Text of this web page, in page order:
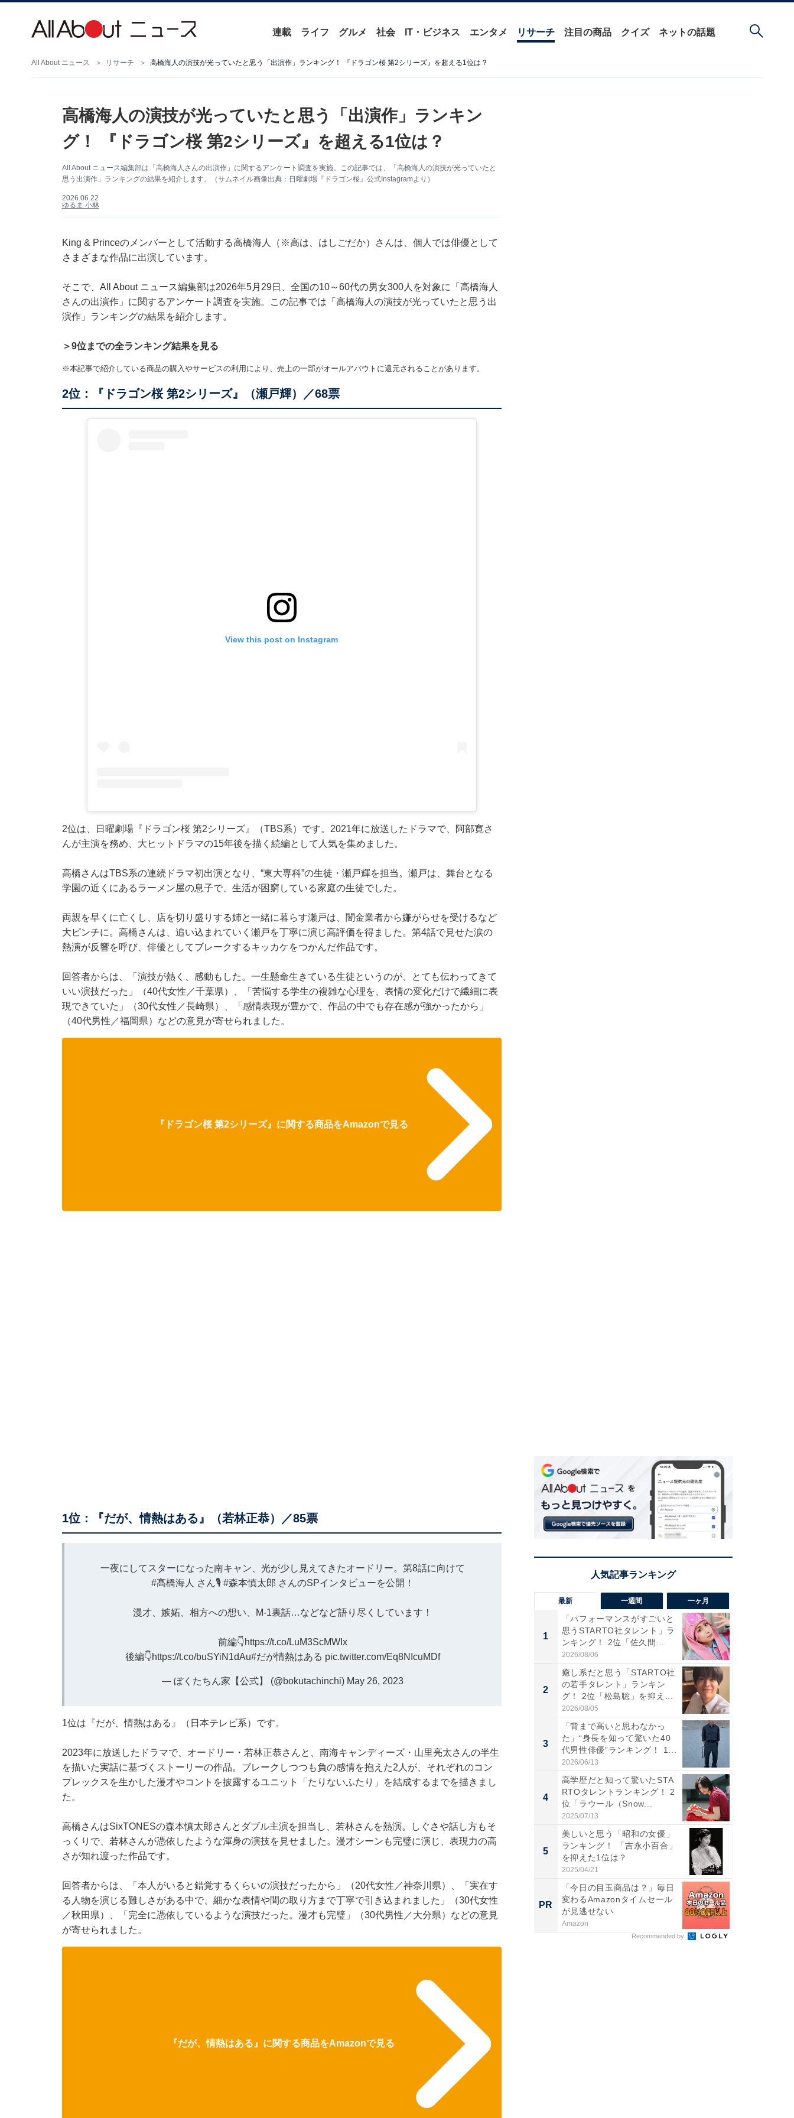
連載 ライフ グルメ 社会 IT・ビジネス エンタメ リサーチ 注目の商品 クイズ ネットの話題
All About ニュース リサーチ 高橋海人の演技が光っていたと思う「出演作」ランキング！ 『ドラゴン桜 第2シリーズ』を超える1位は？
高橋海人の演技が光っていたと思う「出演作」ランキン
グ！ 『ドラゴン桜 第2シリーズ』を超える1位は？
All About ニュース編集部は「高橋海人さんの出演作」に関するアンケート調査を実施。この記事では、「高橋海人の演技が光っていたと
思う出演作」ランキングの結果を紹介します。（サムネイル画像出典：日曜劇場『ドラゴン桜』公式Instagramより）
2026.06.22
ゆるま 小林
King & Princeのメンバーとして活動する高橋海人（※高は、はしごだか）さんは、個人では俳優として
さまざまな作品に出演しています。
そこで、All About ニュース編集部は2026年5月29日、全国の10～60代の男女300人を対象に「高橋海人
さんの出演作」に関するアンケート調査を実施。この記事では「高橋海人の演技が光っていたと思う出
演作」ランキングの結果を紹介します。
＞9位までの全ランキング結果を見る
※本記事で紹介している商品の購入やサービスの利用により、売上の一部がオールアバウトに還元されることがあります。
2位：『ドラゴン桜 第2シリーズ』（瀬戸輝）／68票
View this post on Instagram
2位は、日曜劇場『ドラゴン桜 第2シリーズ』（TBS系）です。2021年に放送したドラマで、阿部寛さ
んが主演を務め、大ヒットドラマの15年後を描く続編として人気を集めました。
高橋さんはTBS系の連続ドラマ初出演となり、“東大専科”の生徒・瀬戸輝を担当。瀬戸は、舞台となる
学園の近くにあるラーメン屋の息子で、生活が困窮している家庭の生徒でした。
両親を早くに亡くし、店を切り盛りする姉と一緒に暮らす瀬戸は、闇金業者から嫌がらせを受けるなど
大ピンチに。高橋さんは、追い込まれていく瀬戸を丁寧に演じ高評価を得ました。第4話で見せた涙の
熱演が反響を呼び、俳優としてブレークするキッカケをつかんだ作品です。
回答者からは、「演技が熱く、感動もした。一生懸命生きている生徒というのが、とても伝わってきて
いい演技だった」（40代女性／千葉県）、「苦悩する学生の複雑な心理を、表情の変化だけで繊細に表
現できていた」（30代女性／長崎県）、「感情表現が豊かで、作品の中でも存在感が強かったから」
（40代男性／福岡県）などの意見が寄せられました。
『ドラゴン桜 第2シリーズ』に関する商品をAmazonで見る
1位：『だが、情熱はある』（若林正恭）／85票
一夜にしてスターになった南キャン、光が少し見えてきたオードリー。第8話に向けて
#髙橋海人 さん🎙️ #森本慎太郎 さんのSPインタビューを公開！
漫才、嫉妬、相方への想い、M-1裏話…などなど語り尽くしています！
前編👇https://t.co/LuM3ScMWIx
後編👇https://t.co/buSYiN1dAu#だが情熱はある pic.twitter.com/Eq8NIcuMDf
— ぼくたちん家【公式】 (@bokutachinchi) May 26, 2023
1位は『だが、情熱はある』（日本テレビ系）です。
2023年に放送したドラマで、オードリー・若林正恭さんと、南海キャンディーズ・山里亮太さんの半生
を描いた実話に基づくストーリーの作品。ブレークしつつも負の感情を抱えた2人が、それぞれのコン
プレックスを生かした漫才やコントを披露するユニット「たりないふたり」を結成するまでを描きまし
た。
高橋さんはSixTONESの森本慎太郎さんとダブル主演を担当し、若林さんを熱演。しぐさや話し方もそ
っくりで、若林さんが憑依したような渾身の演技を見せました。漫才シーンも完璧に演じ、表現力の高
さが知れ渡った作品です。
回答者からは、「本人がいると錯覚するくらいの演技だったから」（20代女性／神奈川県）、「実在す
る人物を演じる難しさがある中で、細かな表情や間の取り方まで丁寧で引き込まれました」（30代女性
／秋田県）、「完全に憑依しているような演技だった。漫才も完璧」（30代男性／大分県）などの意見
が寄せられました。
『だが、情熱はある』に関する商品をAmazonで見る
最新 一週間 一ヶ月
1
「パフォーマンスがすごいと
思うSTARTO社タレント」ラ
ンキング！ 2位「佐久間...
2026/08/06
2
癒し系だと思う「STARTO社
の若手タレント」ランキン
グ！ 2位「松島聡」を抑え...
2026/08/05
3
「背まで高いと思わなかっ
た」“身長を知って驚いた40
代男性俳優”ランキング！ 1...
2026/06/13
4
高学歴だと知って驚いたSTA
RTOタレントランキング！ 2
位「ラウール（Snow...
2025/07/13
5
美しいと思う「昭和の女優」
ランキング！ 「吉永小百合」
を抑えた1位は？
2025/04/21
PR
「今日の目玉商品は？」毎日
変わるAmazonタイムセール
が見逃せない
Amazon
Recommended by